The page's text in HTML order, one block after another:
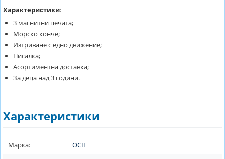
Характеристики:
3 магнитни печата;
Морско конче;
Изтриване с едно движение;
Писалка;
Асортиментна доставка;
За деца над 3 години.
Характеристики
Марка: OCIE